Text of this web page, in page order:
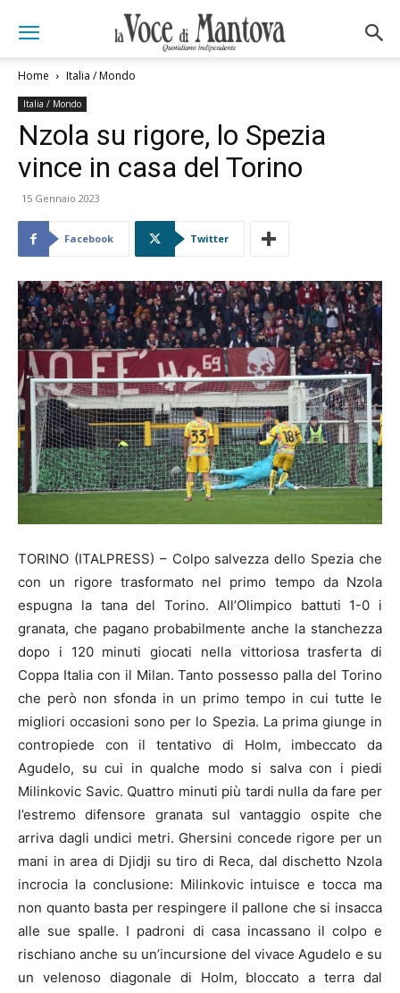
Home Italia / Mondo
Italia / Mondo
Nzola su rigore, lo Spezia
vince in casa del Torino
15 Gennaio 2023
Facebook Twitter
TORINO (ITALPRESS) – Colpo salvezza dello Spezia che
con un rigore trasformato nel primo tempo da Nzola
espugna la tana del Torino. All’Olimpico battuti 1-0 i
granata, che pagano probabilmente anche la stanchezza
dopo i 120 minuti giocati nella vittoriosa trasferta di
Coppa Italia con il Milan. Tanto possesso palla del Torino
che però non sfonda in un primo tempo in cui tutte le
migliori occasioni sono per lo Spezia. La prima giunge in
contropiede con il tentativo di Holm, imbeccato da
Agudelo, su cui in qualche modo si salva con i piedi
Milinkovic Savic. Quattro minuti più tardi nulla da fare per
l’estremo difensore granata sul vantaggio ospite che
arriva dagli undici metri. Ghersini concede rigore per un
mani in area di Djidji su tiro di Reca, dal dischetto Nzola
incrocia la conclusione: Milinkovic intuisce e tocca ma
non quanto basta per respingere il pallone che si insacca
alle sue spalle. I padroni di casa incassano il colpo e
rischiano anche su un’incursione del vivace Agudelo e su
un velenoso diagonale di Holm, bloccato a terra dal